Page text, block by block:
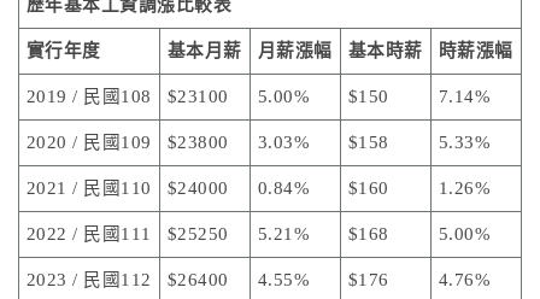
歷年基本工資調漲比較表
實行年度 基本月薪 月薪漲幅 基本時薪 時薪漲幅
2019 / 民國108 $23100 5.00% $150 7.14%
2020 / 民國109 $23800 3.03% $158 5.33%
2021 / 民國110 $24000 0.84% $160 1.26%
2022 / 民國111 $25250 5.21% $168 5.00%
2023 / 民國112 $26400 4.55% $176 4.76%